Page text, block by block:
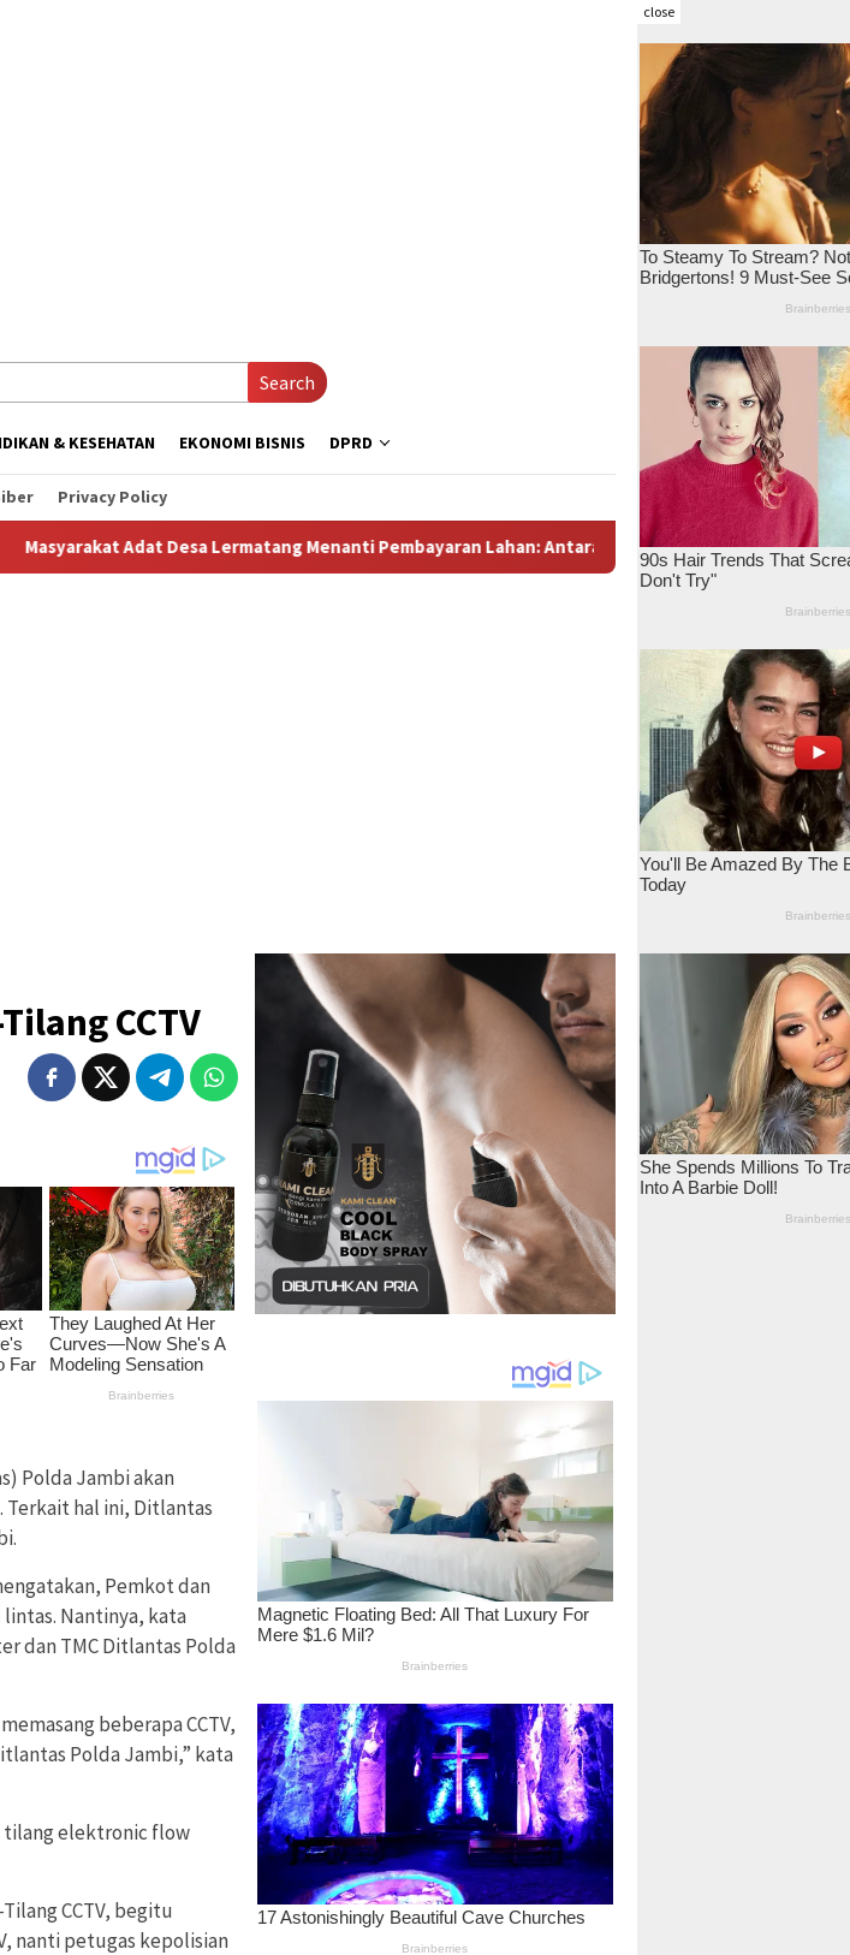
close
Search
& KESEHATAN EKONOMI BISNIS DPRD
Privacy Policy
Menanti Pembayaran Lahan: Antara Dugaan Konspirasi dan Bayang-Bayang “Makelar Berkelas”
CCTV
Polda Jambi akan
Terkait hal ini, Ditlantas
Pemkot dan
Nantinya, kata
dan TMC Ditlantas Polda
beberapa CCTV,
Polda Jambi,” kata
tilang elektronic flow
CCTV, begitu
nanti petugas kepolisian